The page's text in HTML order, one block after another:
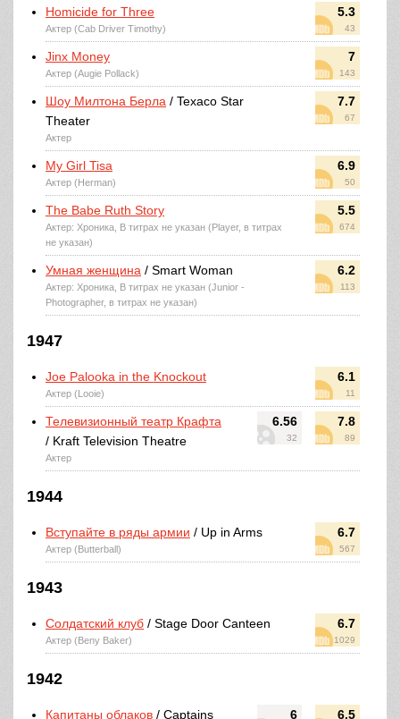
5.3
43
Homicide for Three
Актер (Cab Driver Timothy)
7
143
Jinx Money
Актер (Augie Pollack)
7.7
67
Шоу Милтона Берла / Texaco Star
Theater
Актер
6.9
50
My Girl Tisa
Актер (Herman)
5.5
674
The Babe Ruth Story
Актер: Хроника, В титрах не указан (Player, в титрах
не указан)
6.2
113
Умная женщина / Smart Woman
Актер: Хроника, В титрах не указан (Junior -
Photographer, в титрах не указан)
1947
6.1
11
Joe Palooka in the Knockout
Актер (Looie)
6.56
32
7.8
89
Телевизионный театр Крафта
/ Kraft Television Theatre
Актер
1944
6.7
567
Вступайте в ряды армии / Up in Arms
Актер (Butterball)
1943
6.7
1029
Солдатский клуб / Stage Door Canteen
Актер (Beny Baker)
1942
6 6.5
Капитаны облаков / Captains